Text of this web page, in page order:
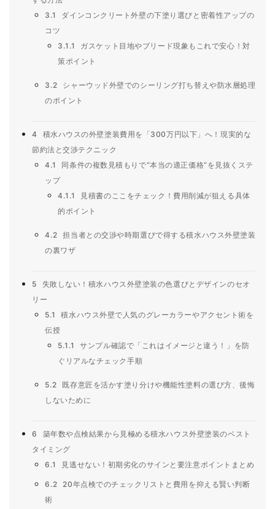
3.1
ダインコンクリート外壁の下塗り選びと密着性アップの
コツ
3.1.1
ガスケット目地やブリード現象もこれで安心！対
策ポイント
3.2
シャーウッド外壁でのシーリング打ち替えや防水層処理
のポイント
4
積水ハウスの外壁塗装費用を「300万円以下」へ！現実的な
節約法と交渉テクニック
4.1
同条件の複数見積もりで“本当の適正価格”を見抜くステ
ップ
4.1.1
見積書のここをチェック！費用削減が狙える具体
的ポイント
4.2 担当者との交渉や時期選びで得する積水ハウス外壁塗装
の裏ワザ
5
失敗しない！積水ハウス外壁塗装の色選びとデザインのセオ
リー
5.1
積水ハウス外壁で人気のグレーカラーやアクセント術を
伝授
5.1.1
サンプル確認で「これはイメージと違う！」を防
ぐリアルなチェック手順
5.2
既存意匠を活かす塗り分けや機能性塗料の選び方、後悔
しないために
6
築年数や点検結果から見極める積水ハウス外壁塗装のベスト
タイミング
6.1
見逃せない！初期劣化のサインと要注意ポイントまとめ
6.2 20年点検でのチェックリストと費用を抑える賢い判断
術